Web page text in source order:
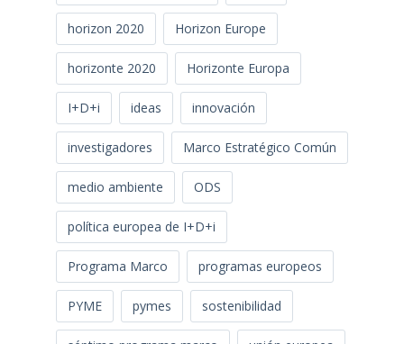
horizon 2020 Horizon Europe
horizonte 2020 Horizonte Europa
I+D+i ideas innovación
investigadores Marco Estratégico Común
medio ambiente ODS
política europea de I+D+i
Programa Marco programas europeos
PYME pymes sostenibilidad